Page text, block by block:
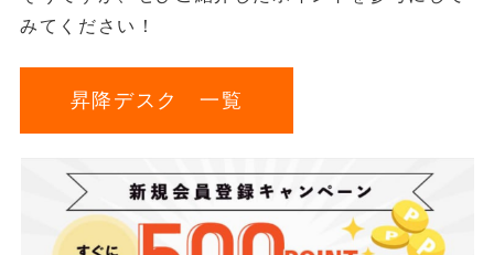
みてください！
昇降デスク 一覧